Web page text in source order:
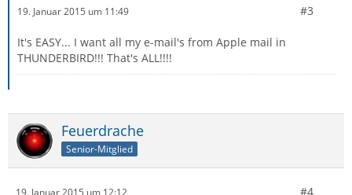
19. Januar 2015 um 11:49 #3
It's EASY... I want all my e-mail's from Apple mail in
THUNDERBIRD!!! That's ALL!!!!
Feuerdrache
Senior-Mitglied
19. Januar 2015 um 12:12 #4